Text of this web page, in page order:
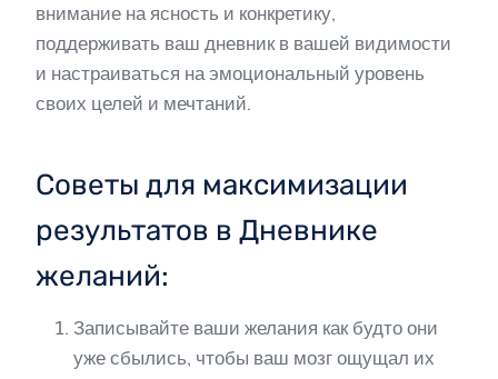
внимание на ясность и конкретику,
поддерживать ваш дневник в вашей видимости
и настраиваться на эмоциональный уровень
своих целей и мечтаний.
Советы для максимизации
результатов в Дневнике
желаний:
Записывайте ваши желания как будто они
уже сбылись, чтобы ваш мозг ощущал их